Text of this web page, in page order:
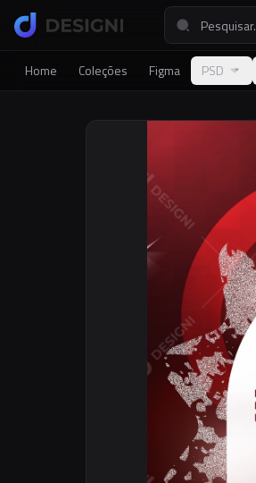
Home Coleções Figma PSD